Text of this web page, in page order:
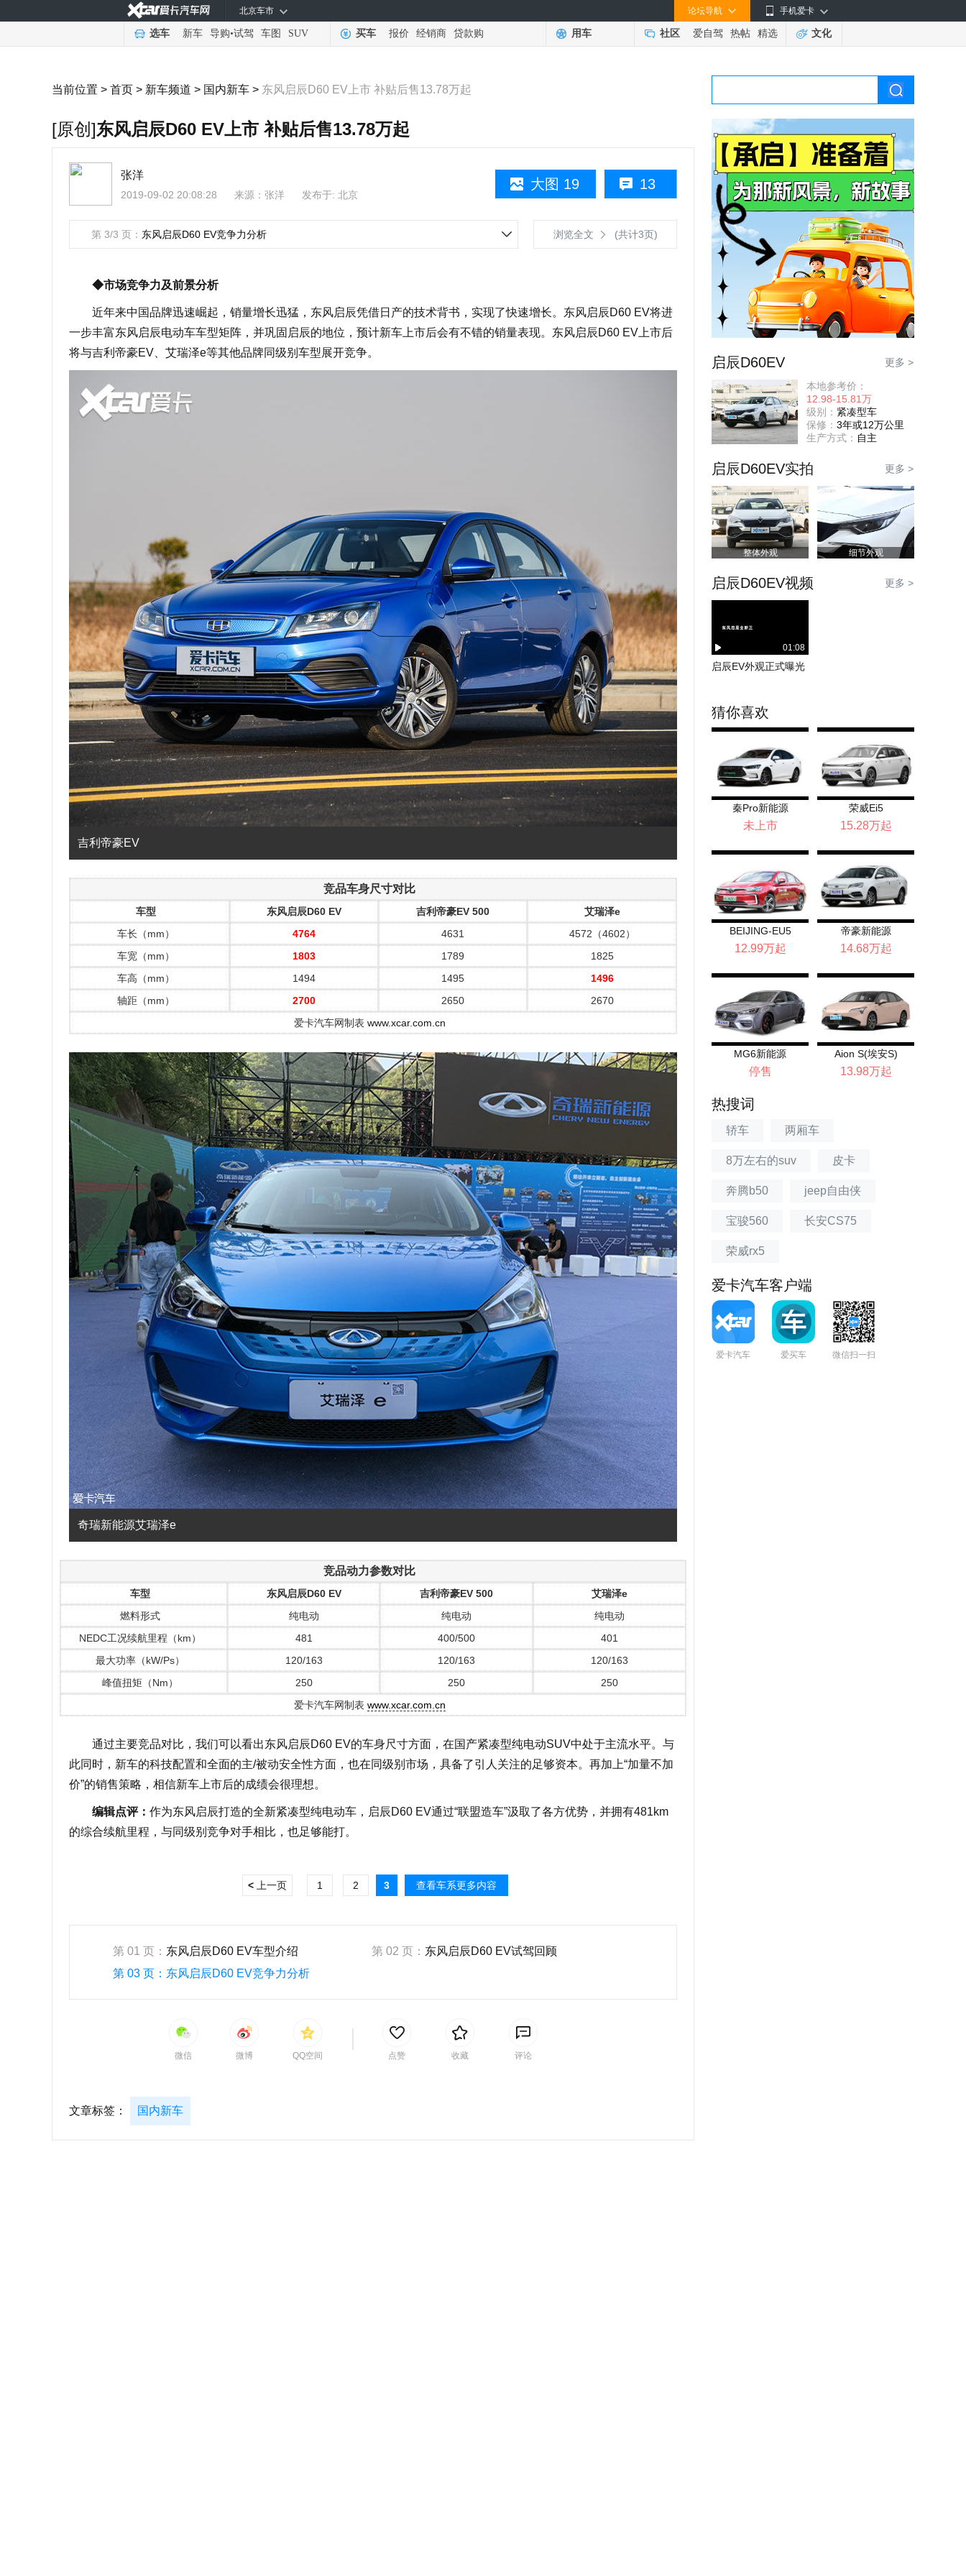
手机爱卡
论坛导航
北京车市
选车 新车 导购•试驾 车图 SUV 买车 报价 经销商 贷款购 用车 社区 爱自驾 热帖 精选 文化
当前位置 > 首页 > 新车频道 > 国内新车 > 东风启辰D60 EV上市 补贴后售13.78万起
[原创]东风启辰D60 EV上市 补贴后售13.78万起
13
大图 19
张洋
2019-09-02 20:08:28 来源： 张洋 发布于: 北京
第 3/3 页： 东风启辰D60 EV竞争力分析 浏览全文 (共计3页)
◆市场竞争力及前景分析
近年来中国品牌迅速崛起，销量增长迅猛，东风启辰凭借日产的技术背书，实现了快速增长。东风启辰D60 EV将进
一步丰富东风启辰电动车车型矩阵，并巩固启辰的地位，预计新车上市后会有不错的销量表现。东风启辰D60 EV上市后
将与吉利帝豪EV、艾瑞泽e等其他品牌同级别车型展开竞争。
吉利帝豪EV
竞品车身尺寸对比
车型 东风启辰D60 EV 吉利帝豪EV 500
艾瑞泽e
车长（mm）
4764 4631
4572（4602）
车宽（mm）
1803 1789
1825
车高（mm）
1494 1495
1496
轴距（mm）
2700 2650
2670
爱卡汽车网制表 www.xcar.com.cn
奇瑞新能源艾瑞泽e
竞品动力参数对比
车型 东风启辰D60 EV 吉利帝豪EV 500
艾瑞泽e
燃料形式
纯电动 纯电动
纯电动
NEDC工况续航里程（km）
481 400/500
401
最大功率（kW/Ps）
120/163 120/163
120/163
峰值扭矩（Nm）
250 250
250
爱卡汽车网制表 www.xcar.com.cn
通过主要竞品对比，我们可以看出东风启辰D60 EV的车身尺寸方面，在国产紧凑型纯电动SUV中处于主流水平。与
此同时，新车的科技配置和全面的主/被动安全性方面，也在同级别市场，具备了引人关注的足够资本。再加上“加量不加
价”的销售策略，相信新车上市后的成绩会很理想。
编辑点评： 作为东风启辰打造的全新紧凑型纯电动车，启辰D60 EV通过“联盟造车”汲取了各方优势，并拥有481km
的综合续航里程，与同级别竞争对手相比，也足够能打。
< 上一页 1 2 3 查看车系更多内容
第 01 页： 东风启辰D60 EV车型介绍 第 02 页： 东风启辰D60 EV试驾回顾
第 03 页： 东风启辰D60 EV竞争力分析
微信 微博 QQ空间 点赞 收藏 评论
文章标签： 国内新车
启辰D60EV 更多 >
本地参考价：
12.98-15.81万
级别： 紧凑型车
保修： 3年或12万公里
生产方式： 自主
启辰D60EV实拍 更多 >
整体外观 细节外观
启辰D60EV视频 更多 >
01:08
启辰EV外观正式曝光
猜你喜欢
秦Pro新能源
未上市
荣威Ei5
15.28万起
BEIJING-EU5
12.99万起
帝豪新能源
14.68万起
MG6新能源
停售
Aion S(埃安S)
13.98万起
热搜词
轿车 两厢车
8万左右的suv 皮卡
奔腾b50 jeep自由侠
宝骏560 长安CS75
荣威rx5
爱卡汽车客户端
爱卡汽车 爱买车 微信扫一扫